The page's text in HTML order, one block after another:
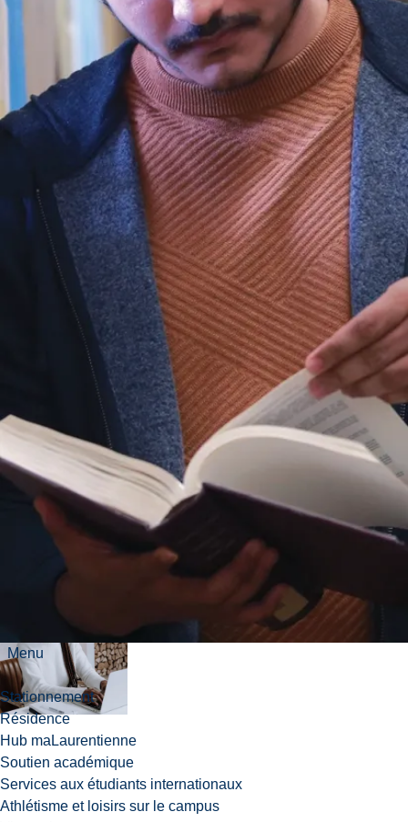
Menu
Stationnement
Résidence
Hub maLaurentienne
Soutien académique
Services aux étudiants internationaux
Athlétisme et loisirs sur le campus
renseignements,
Micro-cours #1 :
Principes de
base de la
rédaction de
demandes de
subventions
-
199 $
Micro-cours #2 :
S'appuyer sur les
fondements : Le
subvention
- 199
informations du
Plan et
informations du
cours
Inscription :
Inscription :
Portail en ligne